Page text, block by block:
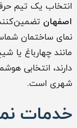
انتخاب یک تیم
اصفهان
نمای ساختمان
مانند چهارباغ یا
دارند، انتخابی
شهری است.
خدمات